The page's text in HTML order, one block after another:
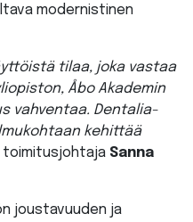
modernistinen
tilaa, joka vastaa
Åbo Akademin
vahventaa. Dentalia-
kehittää
toimitusjohtaja Sanna
joustavuuden ja